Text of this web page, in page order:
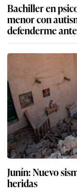
Bachiller en
menor con
defenderme
Junín: Nuevo
heridas